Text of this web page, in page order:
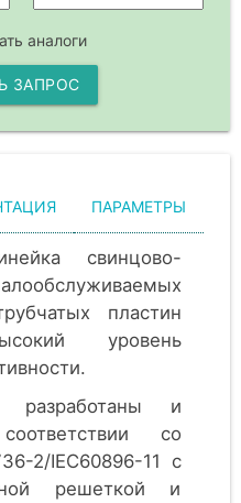
аналоги
ЗАПРОС
ПАРАМЕТРЫ
свинцово-
пластин
уровень
разработаны и
со
2/IEC60896-11 с
решеткой и